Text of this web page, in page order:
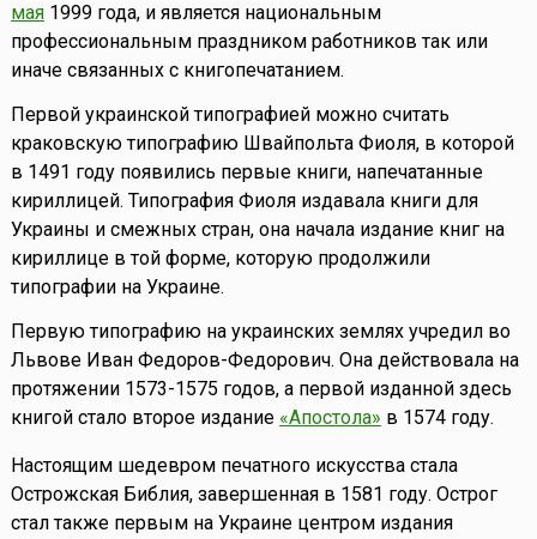
мая1999 года, и является национальным
профессиональным праздником работников так или
иначе связанных с книгопечатанием.
Первой украинской типографией можно считать
краковскую типографию Швайпольта Фиоля, в которой
в 1491 году появились первые книги, напечатанные
кириллицей. Типография Фиоля издавала книги для
Украины и смежных стран, она начала издание книг на
кириллице в той форме, которую продолжили
типографии на Украине.
Первую типографию на украинских землях учредил во
Львове Иван Федоров-Федорович. Она действовала на
протяжении 1573-1575 годов, а первой изданной здесь
книгой стало второе издание «Апостола» в 1574 году.
Настоящим шедевром печатного искусства стала
Острожская Библия, завершенная в 1581 году. Острог
стал также первым на Украине центром издания